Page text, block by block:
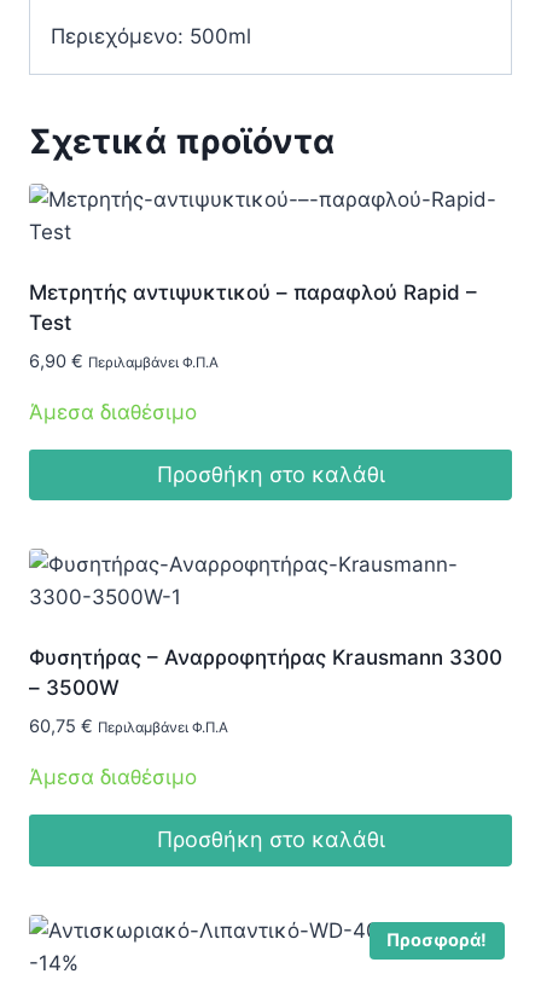
Περιεχόμενο: 500ml
Σχετικά προϊόντα
Μετρητής αντιψυκτικού – παραφλού Rapid –
Test
6,90 € Περιλαμβάνει Φ.Π.Α
Άμεσα διαθέσιμο
Προσθήκη στο καλάθι
Φυσητήρας – Αναρροφητήρας Krausmann 3300
– 3500W
60,75 € Περιλαμβάνει Φ.Π.Α
Άμεσα διαθέσιμο
Προσθήκη στο καλάθι
Προσφορά!
-14%